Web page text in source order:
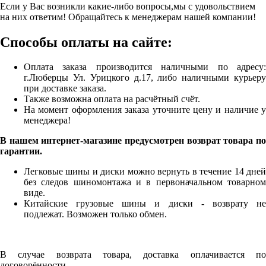
Если у Вас возникли какие-либо вопросы,мы с удовольствием
на них ответим! Обращайтесь к менеджерам нашей компании!
Способы оплаты на сайте:
Оплата заказа производится наличными по адресу:
г.Люберцы Ул. Урицкого д.17, либо наличными курьеру
при доставке заказа.
Также возможна оплата на расчётный счёт.
На момент оформления заказа уточните цену и наличие у
менеджера!
В нашем интернет-магазине предусмотрен возврат товара по
гарантии.
Легковые шины и диски можно вернуть в течение 14 дней
без следов шиномонтажа и в первоначальном товарном
виде.
Китайские грузовые шины и диски - возврату не
подлежат. Возможен только обмен.
В случае возврата товара, доставка оплачивается по